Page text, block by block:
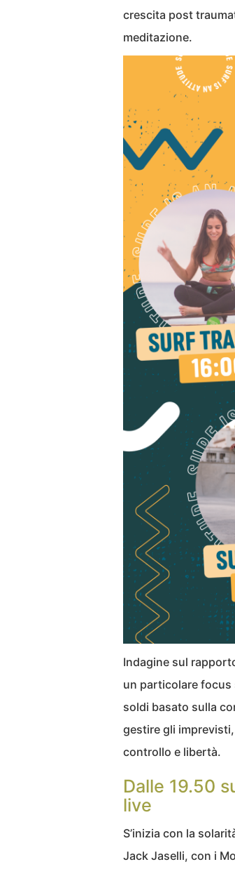
crescita post
meditazione.
Indagine sul
un particolare focus
soldi basato sulla
gestire gli
controllo e libertà.
Dalle 19.50
live
S’inizia con la
Jack Jaselli, con i